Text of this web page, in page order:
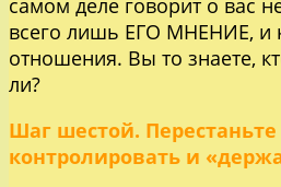
самом деле говорит о вас
всего лишь ЕГО МНЕНИЕ, и
отношения. Вы то знаете,
ли?
Шаг шестой. Перестаньте
контролировать и